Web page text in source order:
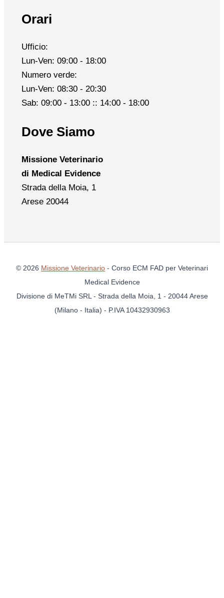
Orari
Ufficio:
Lun-Ven: 09:00 - 18:00
Numero verde:
Lun-Ven: 08:30 - 20:30
Sab: 09:00 - 13:00 :: 14:00 - 18:00
Dove Siamo
Missione Veterinario
di Medical Evidence
Strada della Moia, 1
Arese 20044
© 2026 Missione Veterinario - Corso ECM FAD per Veterinari
Medical Evidence
Divisione di MeTMi SRL - Strada della Moia, 1 - 20044 Arese
(Milano - Italia) - P.IVA 10432930963